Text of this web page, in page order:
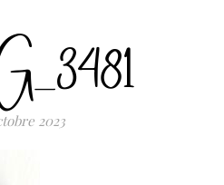
2023